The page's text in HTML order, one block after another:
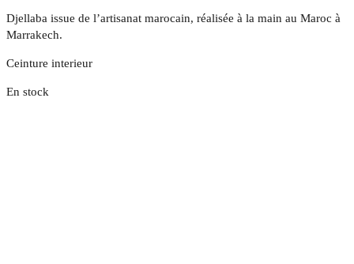
Djellaba issue de l’artisanat marocain, réalisée à la main au Maroc à
Marrakech.
Ceinture interieur
En stock